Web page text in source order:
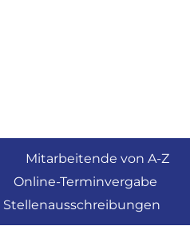
Mitarbeitende von A-Z
Online-Terminvergabe
Stellenausschreibungen